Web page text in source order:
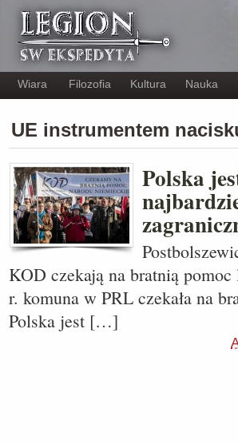
Wiara Filozofia Kultura Nauka
UE instrumentem
Polska
KOD czekają na bratnią
r. komuna w PRL czekała na
Polska jest […]